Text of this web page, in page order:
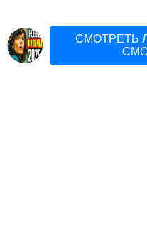
СМОТРЕТЬ